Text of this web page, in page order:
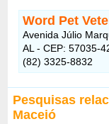
Word Pet
Avenida Júlio
AL - CEP: 57035-
(82) 3325-8832
Pesquisas
Maceió